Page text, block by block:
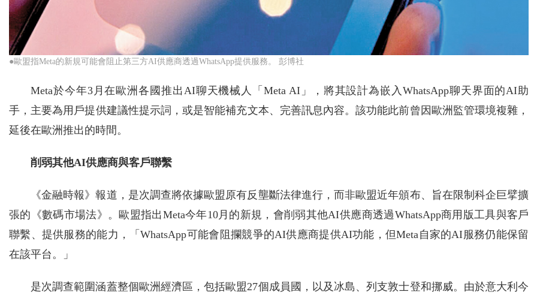
●歐盟指Meta的新規可能會阻止第三方AI供應商透過WhatsApp提供服務。 彭博社
Meta於今年3月在歐洲各國推出AI聊天機械人「Meta AI」，將其設計為嵌入WhatsApp聊天界面的AI助
手，主要為用戶提供建議性提示詞，或是智能補充文本、完善訊息內容。該功能此前曾因歐洲監管環境複雜，
延後在歐洲推出的時間。
削弱其他AI供應商與客戶聯繫
《金融時報》報道，是次調查將依據歐盟原有反壟斷法律進行，而非歐盟近年頒布、旨在限制科企巨擘擴
張的《數碼市場法》。歐盟指出Meta今年10月的新規，會削弱其他AI供應商透過WhatsApp商用版工具與客戶
聯繫、提供服務的能力，「WhatsApp可能會阻攔競爭的AI供應商提供AI功能，但Meta自家的AI服務仍能保留
在該平台。」
是次調查範圍涵蓋整個歐洲經濟區，包括歐盟27個成員國，以及冰島、列支敦士登和挪威。由於意大利今